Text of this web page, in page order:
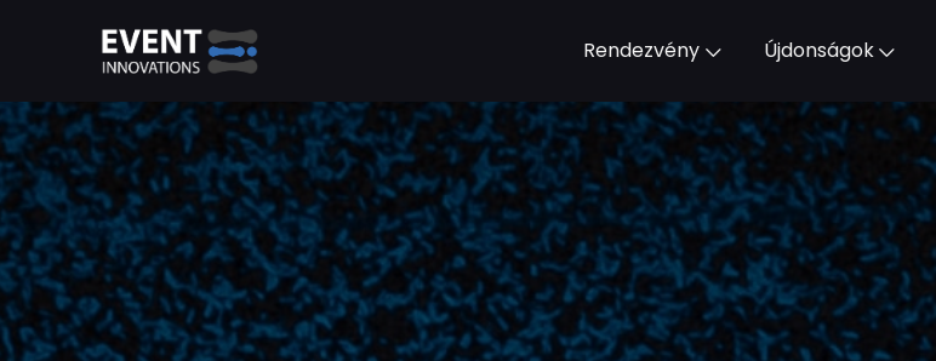
Rendezvény Újdonságok